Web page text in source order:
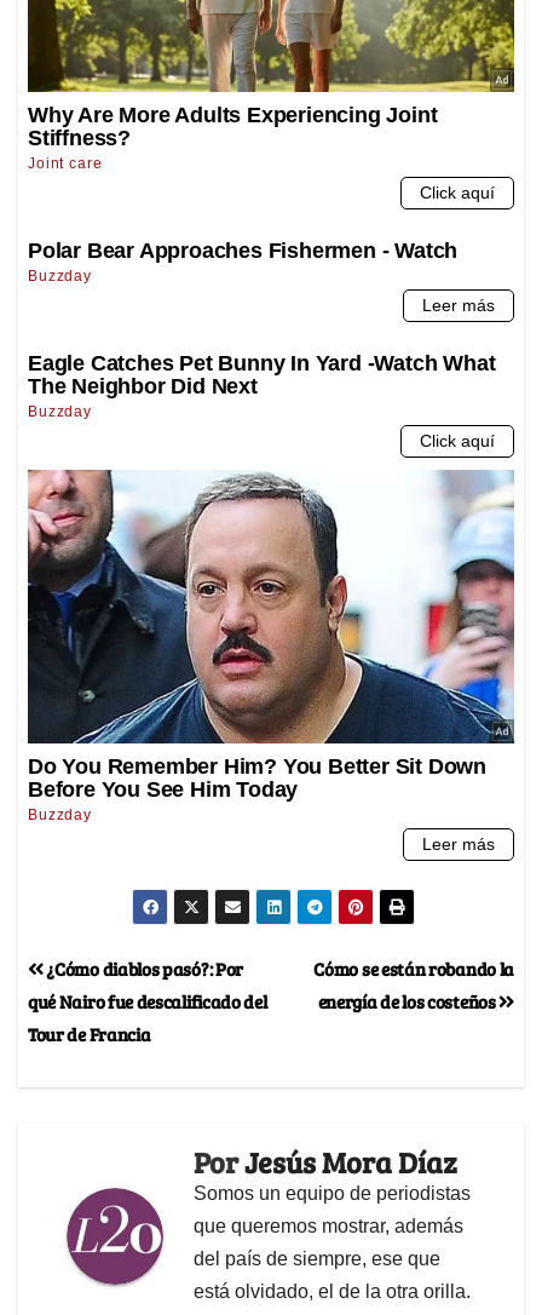
Cómo se están robando la
energía de los costeños
¿Cómo diablos pasó?: Por
qué Nairo fue descalificado del
Tour de Francia
PorJesús Mora Díaz
Somos un equipo de periodistas
que queremos mostrar, además
del país de siempre, ese que
está olvidado, el de la otra orilla.